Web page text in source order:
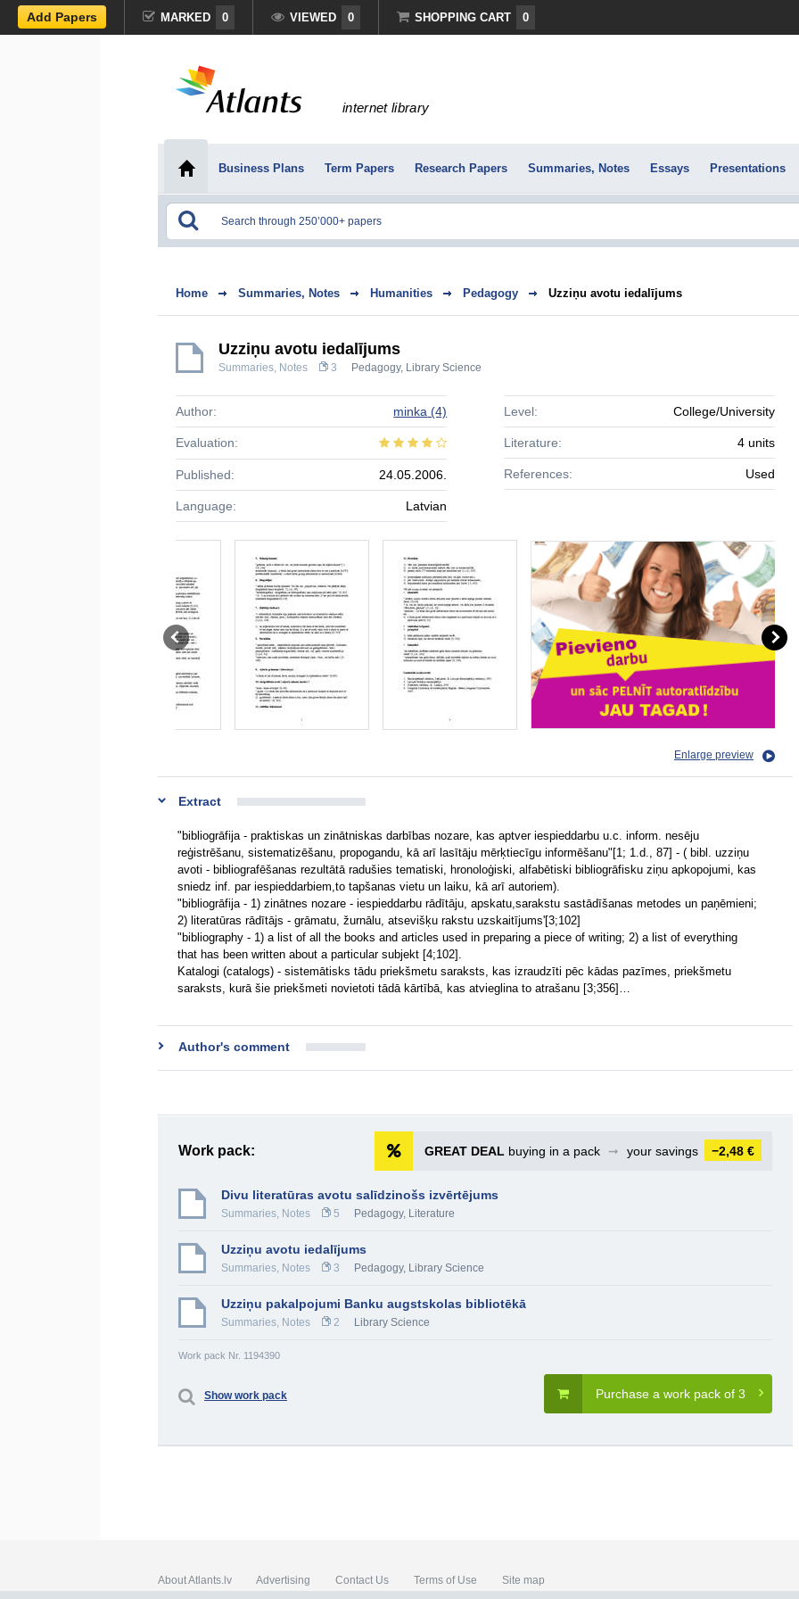
Add Papers MARKED 0 VIEWED 0 SHOPPING CART 0
internet library
Business Plans Term Papers Research Papers Summaries, Notes Essays Presentations
Home Summaries, Notes Humanities Pedagogy Uzziņu avotu iedalījums
Uzziņu avotu iedalījums
Summaries, Notes 3 Pedagogy, Library Science
Author: minka (4)
Evaluation:
Published: 24.05.2006.
Language: Latvian
Level: College/University
Literature: 4 units
References: Used
Enlarge preview
Extract
"bibliogrāfija - praktiskas un zinātniskas darbības nozare, kas aptver iespieddarbu u.c. inform. nesēju
reģistrēšanu, sistematizēšanu, propogandu, kā arī lasītāju mērķtiecīgu informēšanu"[1; 1.d., 87] - ( bibl. uzziņu
avoti - bibliografēšanas rezultātā radušies tematiski, hronoloģiski, alfabētiski bibliogrāfisku ziņu apkopojumi, kas
sniedz inf. par iespieddarbiem,to tapšanas vietu un laiku, kā arī autoriem).
"bibliogrāfija - 1) zinātnes nozare - iespieddarbu rādītāju, apskatu,sarakstu sastādīšanas metodes un paņēmieni;
2) literatūras rādītājs - grāmatu, žurnālu, atsevišķu rakstu uzskaitījums'[3;102]
"bibliography - 1) a list of all the books and articles used in preparing a piece of writing; 2) a list of everything
that has been written about a particular subjekt [4;102].
Katalogi (catalogs) - sistemātisks tādu priekšmetu saraksts, kas izraudzīti pēc kādas pazīmes, priekšmetu
saraksts, kurā šie priekšmeti novietoti tādā kārtībā, kas atvieglina to atrašanu [3;356]…
Author's comment
Work pack: GREAT DEAL buying in a pack ➞ your savings −2,48 €
Divu literatūras avotu salīdzinošs izvērtējums
Summaries, Notes 5 Pedagogy, Literature
Uzziņu avotu iedalījums
Summaries, Notes 3 Pedagogy, Library Science
Uzziņu pakalpojumi Banku augstskolas bibliotēkā
Summaries, Notes 2 Library Science
Work pack Nr. 1194390
Purchase a work pack of 3
Show work pack
About Atlants.lv Advertising Contact Us Terms of Use Site map